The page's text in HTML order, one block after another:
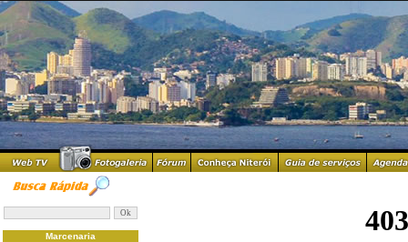
Marcenaria